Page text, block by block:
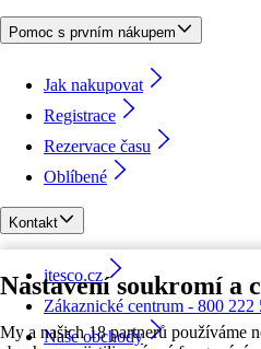
Nastavení soukromí a
My a našich 18 partnerů používáme
Pomoc s prvním nákupem
Jak nakupovat
Registrace
Rezervace času
Oblíbené
Kontakt
itesco.cz
Zákaznické centrum - 800 222
Naše obchody